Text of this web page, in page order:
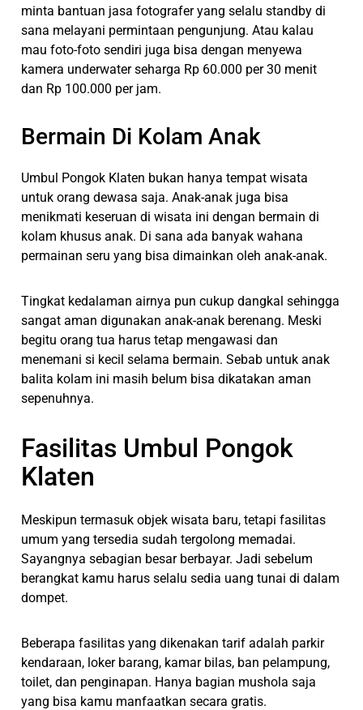
minta bantuan jasa fotografer yang selalu standby di
sana melayani permintaan pengunjung. Atau kalau
mau foto-foto sendiri juga bisa dengan menyewa
kamera underwater seharga Rp 60.000 per 30 menit
dan Rp 100.000 per jam.
Bermain Di Kolam Anak
Umbul Pongok Klaten bukan hanya tempat wisata
untuk orang dewasa saja. Anak-anak juga bisa
menikmati keseruan di wisata ini dengan bermain di
kolam khusus anak. Di sana ada banyak wahana
permainan seru yang bisa dimainkan oleh anak-anak.
Tingkat kedalaman airnya pun cukup dangkal sehingga
sangat aman digunakan anak-anak berenang. Meski
begitu orang tua harus tetap mengawasi dan
menemani si kecil selama bermain. Sebab untuk anak
balita kolam ini masih belum bisa dikatakan aman
sepenuhnya.
Fasilitas Umbul Pongok
Klaten
Meskipun termasuk objek wisata baru, tetapi fasilitas
umum yang tersedia sudah tergolong memadai.
Sayangnya sebagian besar berbayar. Jadi sebelum
berangkat kamu harus selalu sedia uang tunai di dalam
dompet.
Beberapa fasilitas yang dikenakan tarif adalah parkir
kendaraan, loker barang, kamar bilas, ban pelampung,
toilet, dan penginapan. Hanya bagian mushola saja
yang bisa kamu manfaatkan secara gratis.